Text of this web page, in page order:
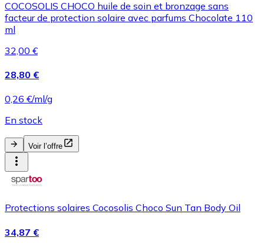
COCOSOLIS CHOCO huile de soin et bronzage sans
facteur de protection solaire avec parfums Chocolate 110
ml
32,00 €
28,80 €
0,26 €/ml/g
En stock
Voir l’offre
Protections solaires Cocosolis Choco Sun Tan Body Oil
34,87 €